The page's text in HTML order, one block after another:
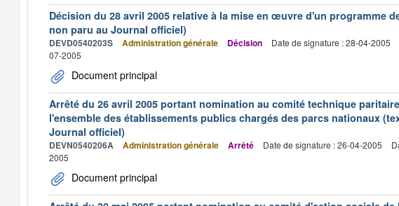
Décision du 28 avril 2005 relative à la mise en œuvre d'un programme
non paru au Journal officiel)
DEVD0540203S Administration générale Décision Date de signature : 28-04-2005
07-2005
Document principal
Arrêté du 26 avril 2005 portant nomination au comité technique
l'ensemble des établissements publics chargés des parcs nationaux
Journal officiel)
DEVN0540206A Administration générale Arrêté Date de signature : 26-04-2005
2005
Document principal